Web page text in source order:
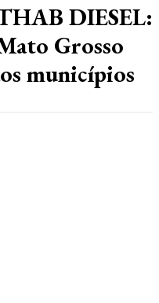
DIESEL:
Grosso
municípios